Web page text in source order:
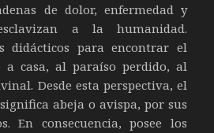
de dolor, enfermedad y
a la humanidad.
didácticos para encontrar el
a casa, al paraíso perdido, al
Desde esta perspectiva, el
abeja o avispa, por sus
En consecuencia, posee los